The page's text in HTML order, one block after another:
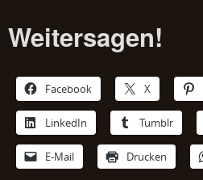
Weitersagen!
Facebook X
LinkedIn Tumblr
E-Mail Drucken